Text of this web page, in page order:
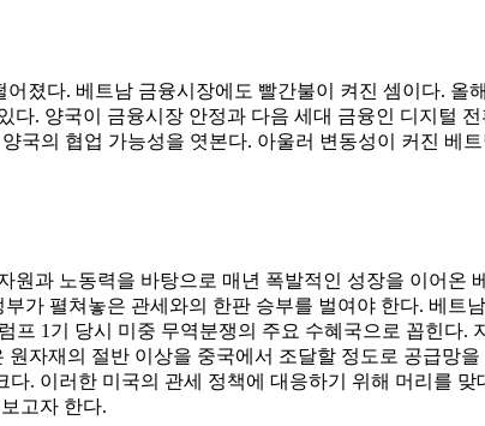
졌다. 베트남 금융시장에도 빨간불이 켜진 셈이다. 올
. 양국이 금융시장 안정과 다음 세대 금융인 디지털
국의 협업 가능성을 엿본다. 아울러 변동성이 커진 베
과 노동력을 바탕으로 매년 폭발적인 성장을 이어온
가 펼쳐놓은 관세와의 한판 승부를 벌여야 한다. 베트
1기 당시 미중 무역분쟁의 주요 수혜국으로 꼽힌다.
자재의 절반 이상을 중국에서 조달할 정도로 공급망
. 이러한 미국의 관세 정책에 대응하기 위해 머리를 맞
고자 한다.